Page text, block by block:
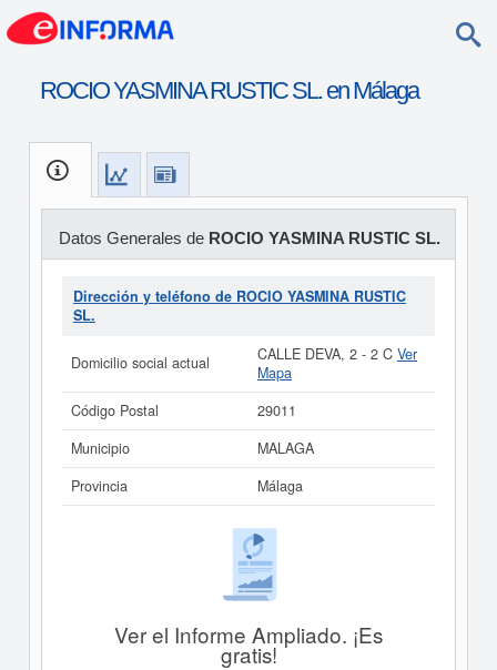
ROCIO YASMINA RUSTIC SL. en Málaga
Datos Generales de ROCIO YASMINA RUSTIC SL.
Dirección y teléfono de ROCIO YASMINA RUSTIC
SL.
Domicilio social actual CALLE DEVA, 2 - 2 C Ver
Mapa
Código Postal
29011
Municipio
MALAGA
Provincia
Málaga
Ver el Informe Ampliado. ¡Es
gratis!